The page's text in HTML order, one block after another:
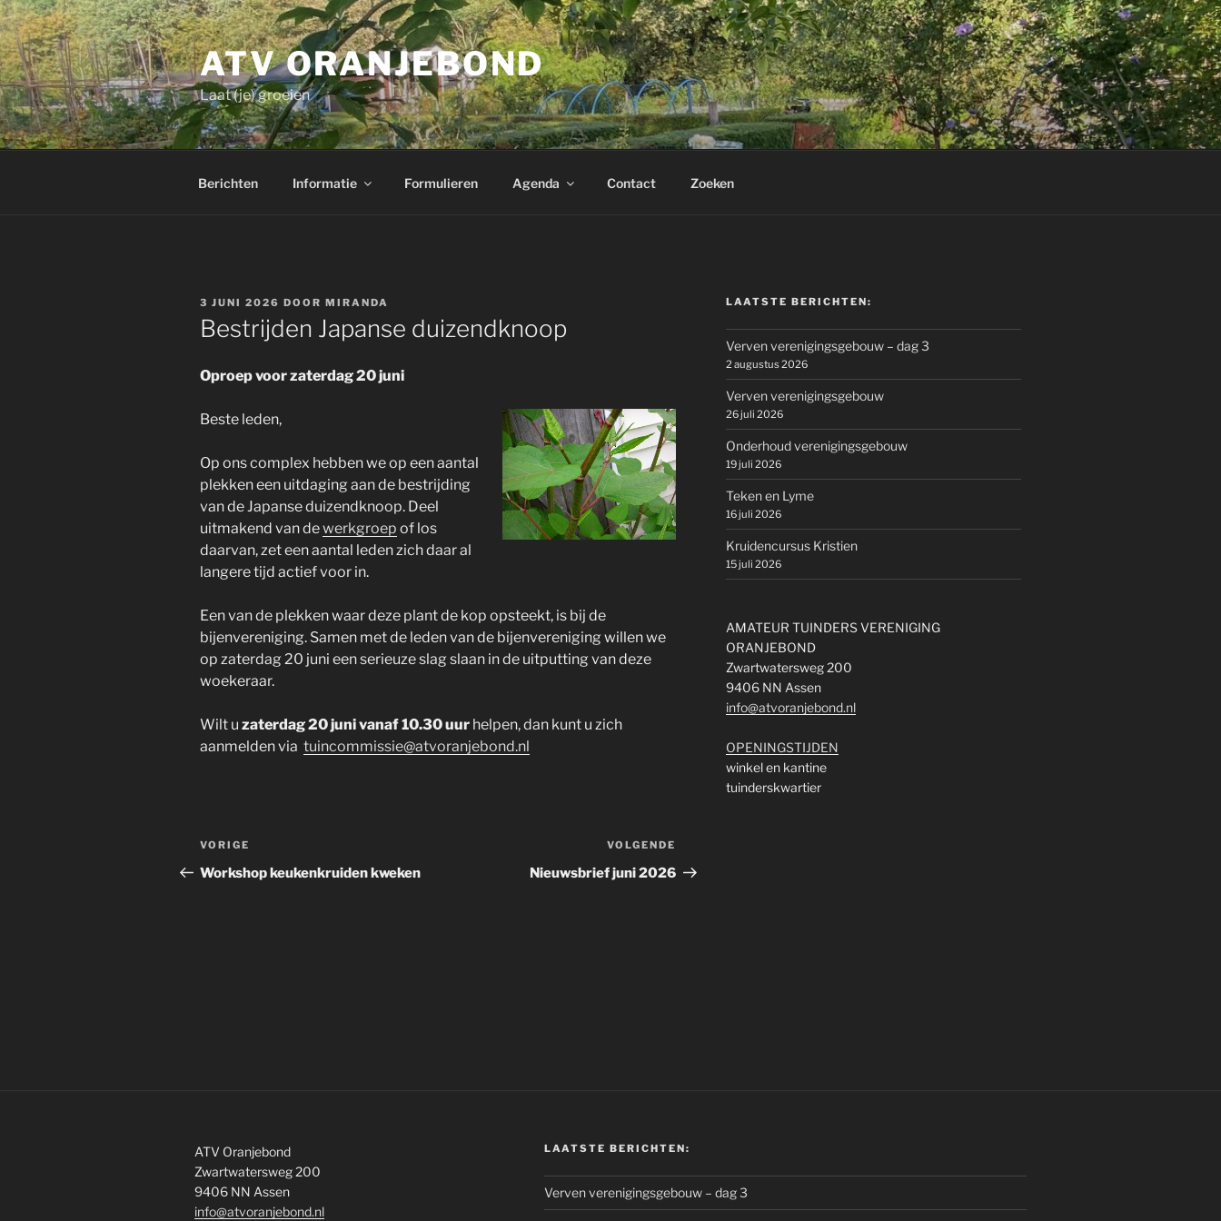
Ga
naar
de
inhoud
ATV ORANJEBOND
Laat (je) groeien
Berichten Informatie Formulieren Agenda Contact Zoeken
GEPLAATST
OP
3 JUNI 2026 DOOR MIRANDA
Bestrijden Japanse duizendknoop
Oproep voor zaterdag 20 juni
Beste leden,
Op ons complex hebben we op een aantal
plekken een uitdaging aan de bestrijding
van de Japanse duizendknoop. Deel
uitmakend van dewerkgroep of los
daarvan, zet een aantal leden zich daar al
langere tijd actief voor in.
Een van de plekken waar deze plant de kop opsteekt, is bij de
bijenvereniging. Samen met de leden van de bijenvereniging willen we
op zaterdag 20 juni een serieuze slag slaan in de uitputting van deze
woekeraar.
Wilt u zaterdag 20 juni vanaf 10.30 uur helpen, dan kunt u zich
aanmelden via tuincommissie@atvoranjebond.nl
Bericht
navigatie
Vorig
bericht
VORIGE
Workshop keukenkruiden kweken
bericht
VOLGENDE
Nieuwsbrief juni 2026
LAATSTE BERICHTEN:
Verven verenigingsgebouw – dag 3
2 augustus 2026
Verven verenigingsgebouw
26 juli 2026
Onderhoud verenigingsgebouw
19 juli 2026
Teken en Lyme
16 juli 2026
Kruidencursus Kristien
15 juli 2026
AMATEUR TUINDERS VERENIGING
ORANJEBOND
Zwartwatersweg 200
9406 NN Assen
info@atvoranjebond.nl
OPENINGSTIJDEN
winkel en kantine
tuinderskwartier
ATV Oranjebond
Zwartwatersweg 200
9406 NN Assen
info@atvoranjebond.nl
LAATSTE BERICHTEN:
Verven verenigingsgebouw – dag 3